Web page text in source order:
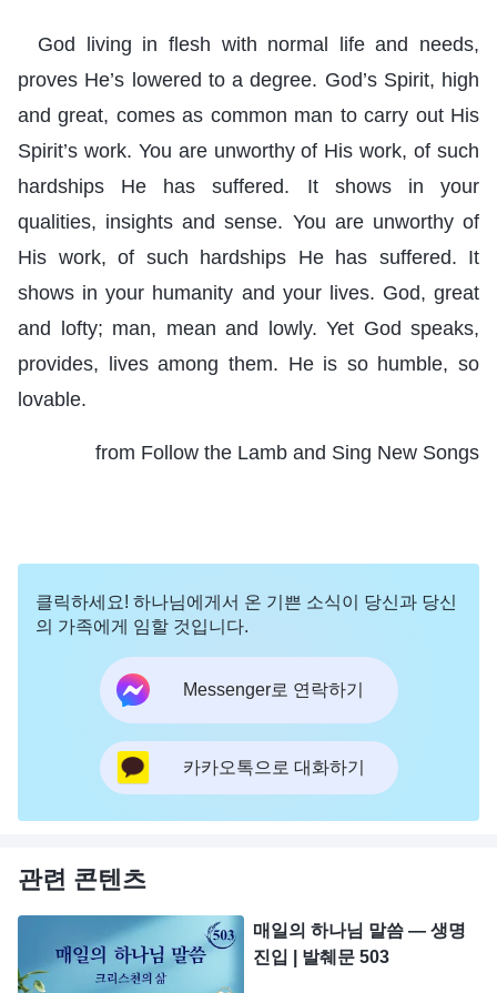
God living in flesh with normal life and needs,
proves He’s lowered to a degree. God’s Spirit, high
and great, comes as common man to carry out His
Spirit’s work. You are unworthy of His work, of such
hardships He has suffered. It shows in your
qualities, insights and sense. You are unworthy of
His work, of such hardships He has suffered. It
shows in your humanity and your lives. God, great
and lofty; man, mean and lowly. Yet God speaks,
provides, lives among them. He is so humble, so
lovable.
from Follow the Lamb and Sing New Songs
클릭하세요! 하나님에게서 온 기쁜 소식이 당신과 당신
의 가족에게 임할 것입니다.
Messenger로 연락하기
카카오톡으로 대화하기
관련 콘텐츠
매일의 하나님 말씀 ― 생명
진입 | 발췌문 503